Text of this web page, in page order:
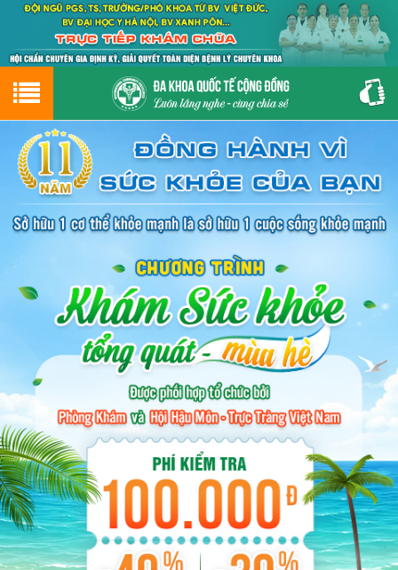
Hotline0243.9656.999tư vấn miễn phí
GIỚI THIỆU
GIỚI THIỆU VỀ PHÒNG KHÁM
CƠ SỞ VẬT CHẤT
ĐẶT HẸN LỊCH KHÁM
ĐƯỜNG TỚI PHÒNG KHÁM
PHỤ KHOA
BỆNH HẬU MÔN
BỆNH XÃ HỘI